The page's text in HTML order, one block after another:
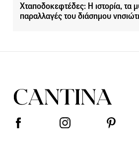
Χταποδοκεφτέδες: Η ιστορία, τα
παραλλαγές του διάσημου